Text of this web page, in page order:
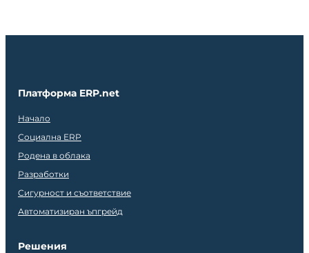
Платформа ERP.net
Начало
Социална ERP
Родена в облака
Разработки
Сигурност и съответствие
Автоматизиран ъпгрейд
Решения